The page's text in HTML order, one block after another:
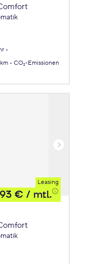
CO₂-Emissionen
Leasing
93 € / mtl.